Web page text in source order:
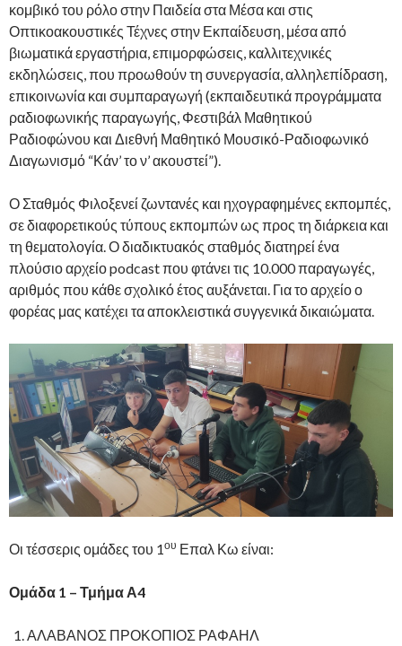
κομβικό του ρόλο στην Παιδεία στα Μέσα και στις
Οπτικοακουστικές Τέχνες στην Εκπαίδευση, μέσα από
βιωματικά εργαστήρια, επιμορφώσεις, καλλιτεχνικές
εκδηλώσεις, που προωθούν τη συνεργασία, αλληλεπίδραση,
επικοινωνία και συμπαραγωγή (εκπαιδευτικά προγράμματα
ραδιοφωνικής παραγωγής, Φεστιβάλ Μαθητικού
Ραδιοφώνου και Διεθνή Μαθητικό Μουσικό-Ραδιοφωνικό
Διαγωνισμό “Κάν’ το ν’ ακουστεί”).
Ο Σταθμός Φιλοξενεί ζωντανές και ηχογραφημένες εκπομπές,
σε διαφορετικούς τύπους εκπομπών ως προς τη διάρκεια και
τη θεματολογία. Ο διαδικτυακός σταθμός διατηρεί ένα
πλούσιο αρχείο podcast που φτάνει τις 10.000 παραγωγές,
αριθμός που κάθε σχολικό έτος αυξάνεται. Για το αρχείο ο
φορέας μας κατέχει τα αποκλειστικά συγγενικά δικαιώματα.
Οι τέσσερις ομάδες του 1ου Επαλ Κω είναι:
Ομάδα 1 – Τμήμα Α4
ΑΛΑΒΑΝΟΣ ΠΡΟΚΟΠΙΟΣ ΡΑΦΑΗΛ